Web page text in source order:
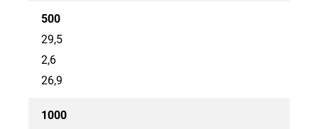
500
29,5
2,6
26,9
1000